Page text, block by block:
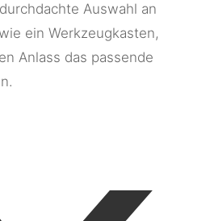
Auswahl an
ein Werkzeugkasten,
Anlass das passende